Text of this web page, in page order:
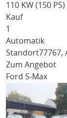
110 KW (150 PS)
Kauf
1
Automatik
Standort77767,
Zum Angebot
Ford S-Max